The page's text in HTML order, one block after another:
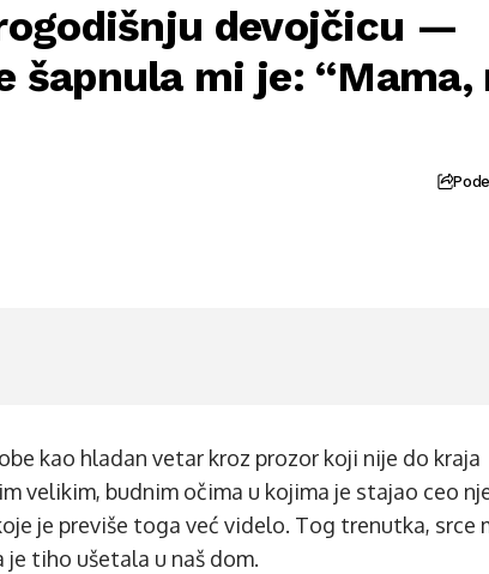
devojčicu —
šapnula mi je: “Mama,
kao hladan vetar kroz prozor koji nije do kraja
velikim, budnim očima u kojima je stajao ceo
je previše toga već videlo. Tog trenutka, srce
je tiho ušetala u naš dom.